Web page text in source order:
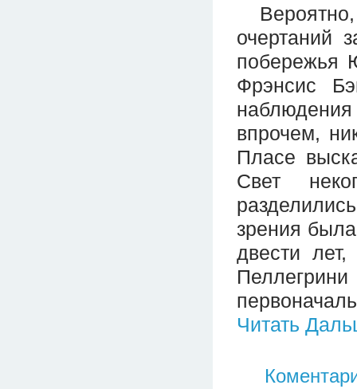
Вероятно,
очертаний
побережья
Фрэнсис
впрочем,
Пласе
Свет
зрения
двести
Читать